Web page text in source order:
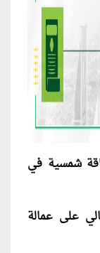
شمسية في
على عمالة